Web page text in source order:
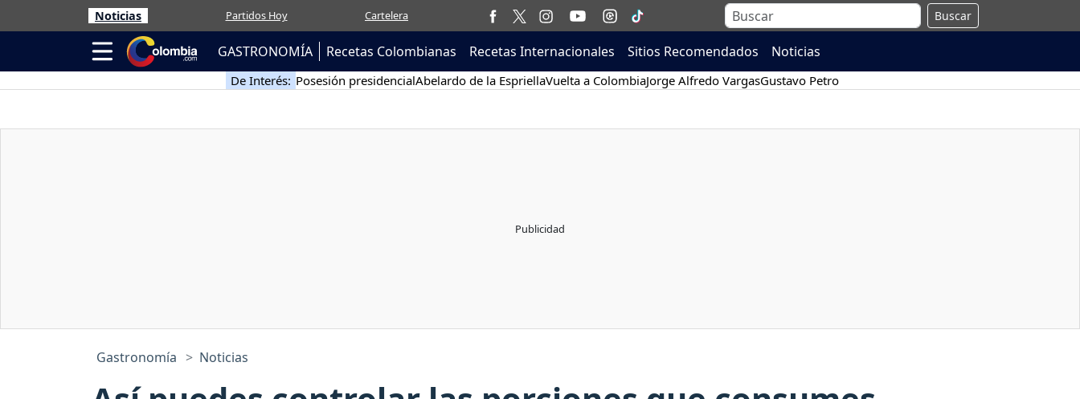
Noticias Partidos Hoy Cartelera Buscar
GASTRONOMÍA Recetas Colombianas Recetas Internacionales Sitios Recomendados Noticias
De Interés: Posesión presidencialAbelardo de la EspriellaVuelta a ColombiaJorge Alfredo VargasGustavo Petro
Gastronomía Noticias